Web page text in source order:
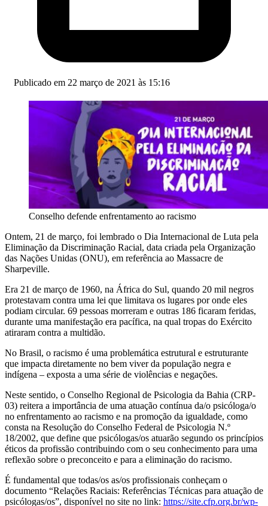
Publicado em 22 março de 2021 às 15:16
Conselho defende enfrentamento ao racismo
Ontem, 21 de março, foi lembrado o Dia Internacional de Luta pela
Eliminação da Discriminação Racial, data criada pela Organização
das Nações Unidas (ONU), em referência ao Massacre de
Sharpeville.
Era 21 de março de 1960, na África do Sul, quando 20 mil negros
protestavam contra uma lei que limitava os lugares por onde eles
podiam circular. 69 pessoas morreram e outras 186 ficaram feridas,
durante uma manifestação era pacífica, na qual tropas do Exército
atiraram contra a multidão.
No Brasil, o racismo é uma problemática estrutural e estruturante
que impacta diretamente no bem viver da população negra e
indígena – exposta a uma série de violências e negações.
Neste sentido, o Conselho Regional de Psicologia da Bahia (CRP-
03) reitera a importância de uma atuação contínua da/o psicóloga/o
no enfrentamento ao racismo e na promoção da igualdade, como
consta na Resolução do Conselho Federal de Psicologia N.º
18/2002, que define que psicólogas/os atuarão segundo os princípios
éticos da profissão contribuindo com o seu conhecimento para uma
reflexão sobre o preconceito e para a eliminação do racismo.
É fundamental que todas/os as/os profissionais conheçam o
documento “Relações Raciais: Referências Técnicas para atuação de
psicólogas/os”, disponível no site no link: https://site.cfp.org.br/wp-